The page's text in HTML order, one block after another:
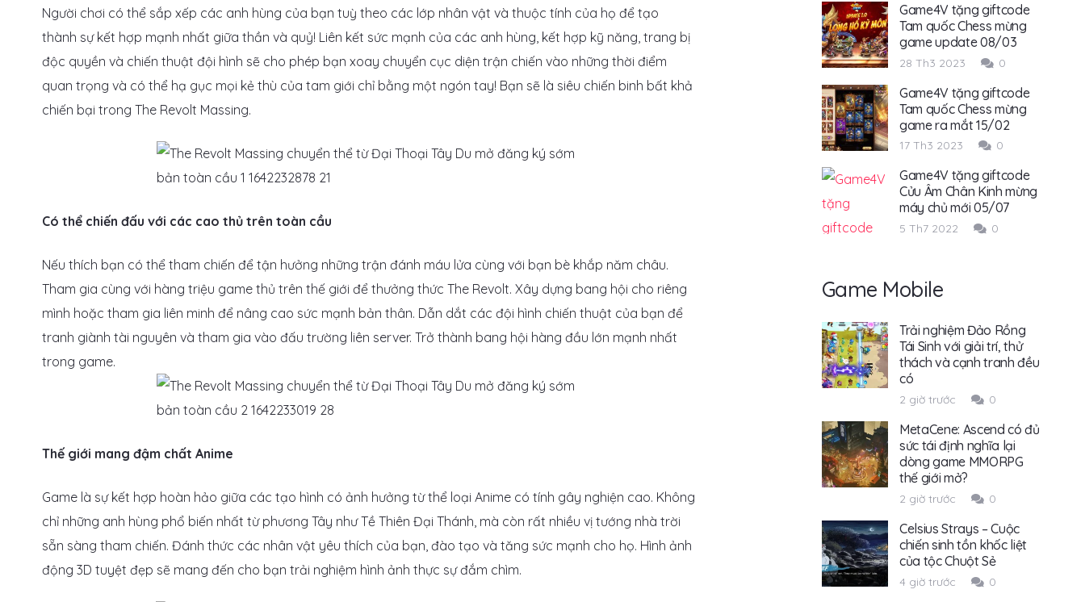
Người chơi có thể sắp xếp các anh hùng của bạn tuỳ theo các lớp nhân vật và thuộc tính của họ để tạo
thành sự kết hợp mạnh nhất giữa thần và quỷ! Liên kết sức mạnh của các anh hùng, kết hợp kỹ năng, trang bị
độc quyền và chiến thuật đội hình sẽ cho phép bạn xoay chuyển cục diện trận chiến vào những thời điểm
quan trọng và có thể hạ gục mọi kẻ thù của tam giới chỉ bằng một ngón tay! Bạn sẽ là siêu chiến binh bất khả
chiến bại trong The Revolt Massing.
Có thể chiến đấu với các cao thủ trên toàn cầu
Nếu thích bạn có thể tham chiến để tận hưởng những trận đánh máu lửa cùng với bạn bè khắp năm châu.
Tham gia cùng với hàng triệu game thủ trên thế giới để thưởng thức The Revolt. Xây dựng bang hội cho riêng
mình hoặc tham gia liên minh để nâng cao sức mạnh bản thân. Dẫn dắt các đội hình chiến thuật của bạn để
tranh giành tài nguyên và tham gia vào đấu trường liên server. Trở thành bang hội hàng đầu lớn mạnh nhất
trong game.
Thế giới mang đậm chất Anime
Game là sự kết hợp hoàn hảo giữa các tạo hình có ảnh hưởng từ thể loại Anime có tính gây nghiện cao. Không
chỉ những anh hùng phổ biến nhất từ ​​phương Tây như Tề Thiên Đại Thánh, mà còn rất nhiều vị tướng nhà trời
sẵn sàng tham chiến. Đánh thức các nhân vật yêu thích của bạn, đào tạo và tăng sức mạnh cho họ. Hình ảnh
động 3D tuyệt đẹp sẽ mang đến cho bạn trải nghiệm hình ảnh thực sự đắm chìm.
Game4V tặng giftcode
Tam quốc Chess mừng
game update 08/03
28 Th3 2023 0
Game4V tặng giftcode
Tam quốc Chess mừng
game ra mắt 15/02
17 Th3 2023 0
Game4V tặng giftcode
Cửu Âm Chân Kinh mừng
máy chủ mới 05/07
5 Th7 2022 0
Game Mobile
Trải nghiệm Đảo Rồng
Tái Sinh với giải trí, thử
thách và cạnh tranh đều
có
2 giờ trước 0
MetaCene: Ascend có đủ
sức tái định nghĩa lại
dòng game MMORPG
thế giới mở?
2 giờ trước 0
Celsius Strays – Cuộc
chiến sinh tồn khốc liệt
của tộc Chuột Sẻ
4 giờ trước 0